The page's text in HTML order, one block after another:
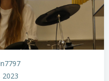
2023